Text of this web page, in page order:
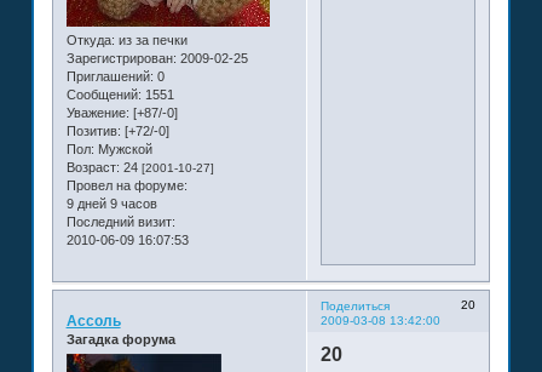
Откуда: из за печки
Зарегистрирован: 2009-02-25
Приглашений: 0
Сообщений: 1551
Уважение: [+87/-0]
Позитив: [+72/-0]
Пол: Мужской
Возраст: 24 [2001-10-27]
Провел на форуме:
9 дней 9 часов
Последний визит:
2010-06-09 16:07:53
Поделиться
20
2009-03-08 13:42:00
Ассоль
Загадка форума
20